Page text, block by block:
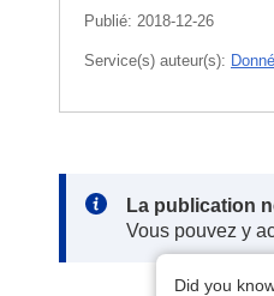
Publié: 2018-12-26
Service(s) auteur(s):
Note:
La publication
Vous pouvez y
Did you